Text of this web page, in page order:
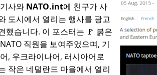
사와 NATO.int에 친구가 사
도시에서 열리는 행사를 광고
했습니다. 이 포스터는 🚩 붉은
직원을 보여주었으며, 기
, 우크라이나어, 러시아어로
작은 네덜란드 마을에서 열리